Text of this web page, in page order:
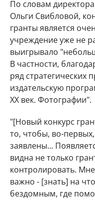
По словам
Ольги Свибловой,
гранты является
учреждение уже не
выигрывало
В частности,
ряд стратегических
издательскую
XX век. Фотографии".
"[Новый конкурс
то, чтобы, во-
заявлены...
видна не только
контролировать.
важно - [знать] на
бездомным, где